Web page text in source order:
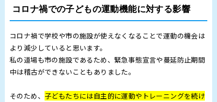
コロナ禍での子どもの運動機能に対する影響
コロナ禍で学校や市の施設が使えなくなることで運動の機会は
より減少していると思います。
私の道場も市の施設であるため、緊急事態宣言や蔓延防止期間
中は稽古ができないこともありました。
そのため、 子どもたちには自主的に運動やトレーニングを続け